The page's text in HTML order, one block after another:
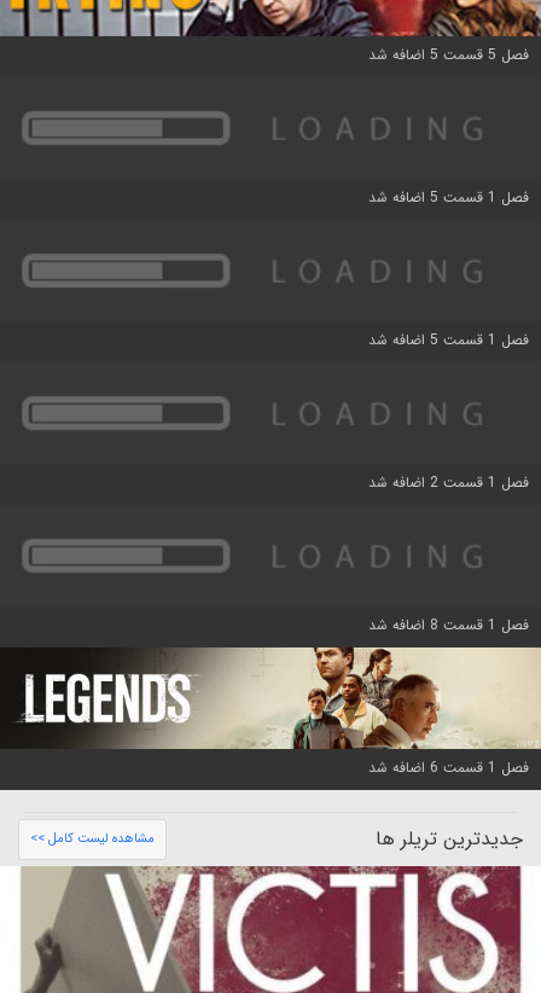
فصل 5 قسمت 5 اضافه شد
فصل 1 قسمت 5 اضافه شد
فصل 1 قسمت 5 اضافه شد
فصل 1 قسمت 2 اضافه شد
فصل 1 قسمت 8 اضافه شد
فصل 1 قسمت 6 اضافه شد
جدیدترین تریلر ها مشاهده لیست کامل >>